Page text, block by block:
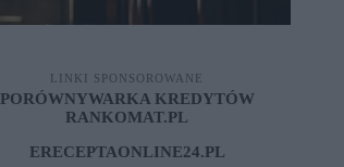
LINKI SPONSOROWANE
PORÓWNYWARKA KREDYTÓW
RANKOMAT.PL
ERECEPTAONLINE24.PL